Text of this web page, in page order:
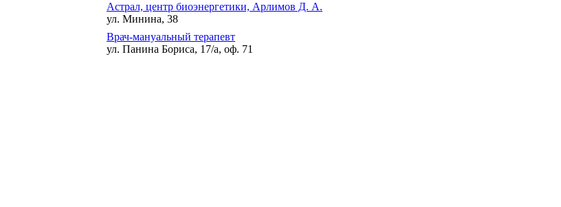
Астрал, центр биоэнергетики, Арлимов Д. А.
ул. Минина, 38
Врач-мануальный терапевт
ул. Панина Бориса, 17/а, оф. 71